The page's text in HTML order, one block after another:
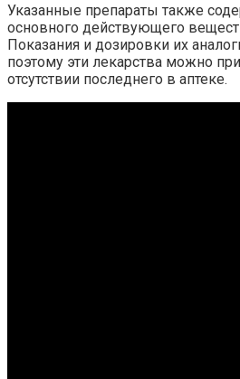
Указанные препараты также
основного действующего
Показания и дозировки их
поэтому эти лекарства можно
отсутствии последнего в аптеке.